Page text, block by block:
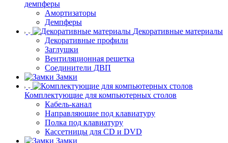
демпферы
Амортизаторы
Демпферы
Декоративные материалы
Декоративные профили
Заглушки
Вентиляционная решетка
Соединители ДВП
Замки
Комплектующие для компьютерных столов
Кабель-канал
Направляющие под клавиатуру
Полка под клавиатуру
Кассетницы для CD и DVD
Замки